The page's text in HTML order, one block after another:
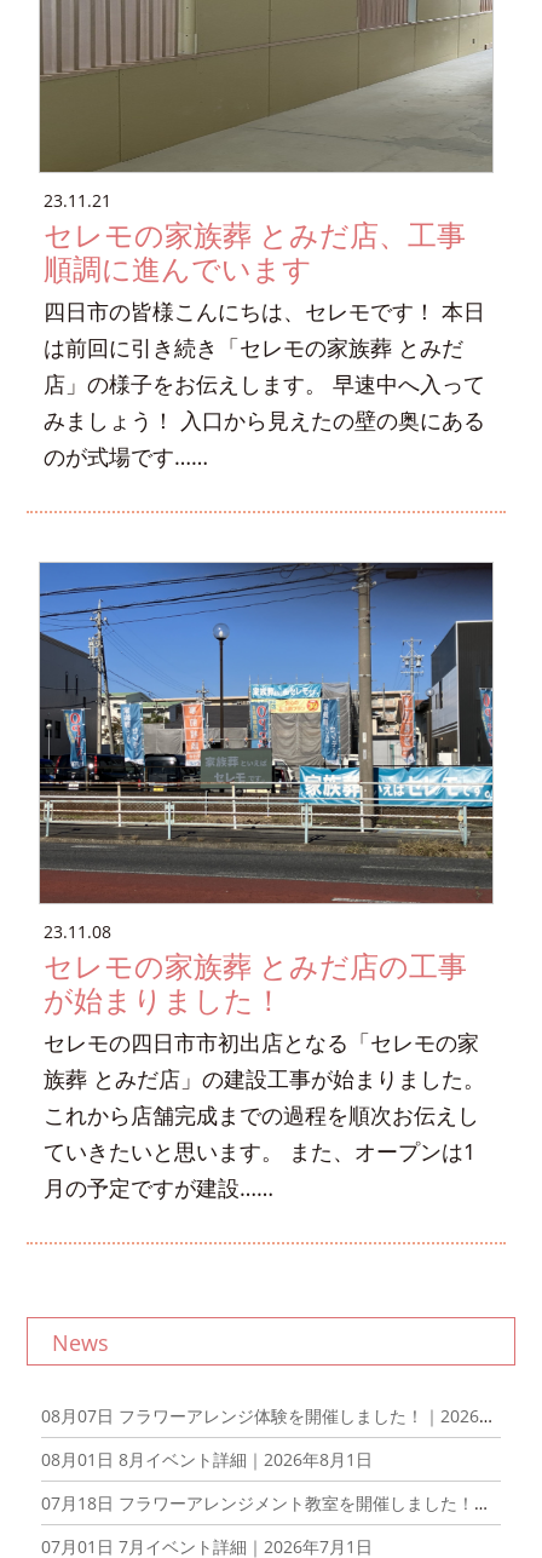
23.11.21
セレモの家族葬 とみだ店、工事
順調に進んでいます
四日市の皆様こんにちは、セレモです！ 本日
は前回に引き続き「セレモの家族葬 とみだ
店」の様子をお伝えします。 早速中へ入って
みましょう！ 入口から見えたの壁の奥にある
のが式場です……
23.11.08
セレモの家族葬 とみだ店の工事
が始まりました！
セレモの四日市市初出店となる「セレモの家
族葬 とみだ店」の建設工事が始まりました。
これから店舗完成までの過程を順次お伝えし
ていきたいと思います。 また、オープンは1
月の予定ですが建設……
News
08月07日 フラワーアレンジ体験を開催しました！｜2026年8月7日
08月01日 8月イベント詳細｜2026年8月1日
07月18日 フラワーアレンジメント教室を開催しました！｜2026年6月20日
07月01日 7月イベント詳細｜2026年7月1日